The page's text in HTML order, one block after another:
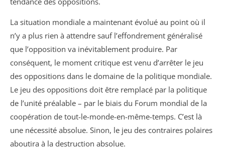
La situation mondiale a maintenant évolué au point où il
n’y a plus rien à attendre sauf l’effondrement généralisé
que l’opposition va inévitablement produire. Par
conséquent, le moment critique est venu d’arrêter le jeu
des oppositions dans le domaine de la politique mondiale.
Le jeu des oppositions doit être remplacé par la politique
de l’unité préalable – par le biais du Forum mondial de la
coopération de tout-le-monde-en-même-temps. C’est là
une nécessité absolue. Sinon, le jeu des contraires polaires
aboutira à la destruction absolue.